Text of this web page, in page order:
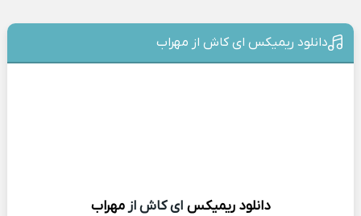
دانلود ریمیکس ای کاش از مهراب
دانلود ریمیکس ای کاش ازمهراب